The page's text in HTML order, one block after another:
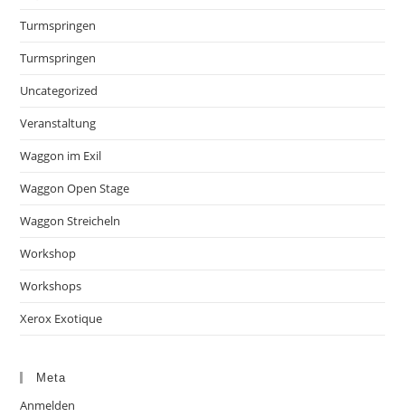
Turmspringen
Turmspringen
Uncategorized
Veranstaltung
Waggon im Exil
Waggon Open Stage
Waggon Streicheln
Workshop
Workshops
Xerox Exotique
Meta
Anmelden